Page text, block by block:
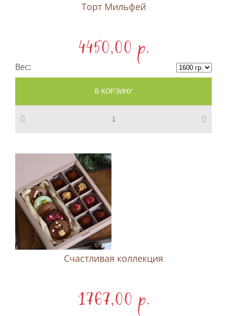
Торт Мильфей
4450,00 p.
Вес
Счастливая коллекция
1767,00 p.